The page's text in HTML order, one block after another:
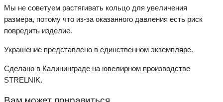
Мы не советуем растягивать кольцо для увеличения
размера, потому что из-за оказанного давления есть риск
повредить изделие.
Украшение представлено в единственном экземпляре.
Сделано в Калининграде на ювелирном производстве
STRELNIK.